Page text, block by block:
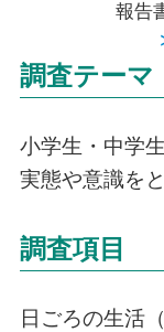
調査テーマ
小学生・中学
実態や意識を
調査項目
日ごろの生活
報告